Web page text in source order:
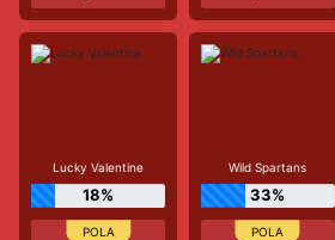
Lucky Valentine
18%
Wild Spartans
33%